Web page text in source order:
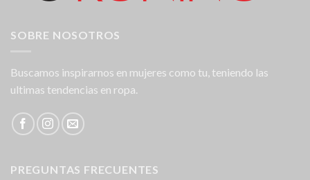
SOBRE NOSOTROS
Buscamos inspirarnos en mujeres como tu, teniendo las
ultimas tendencias en ropa.
PREGUNTAS FRECUENTES